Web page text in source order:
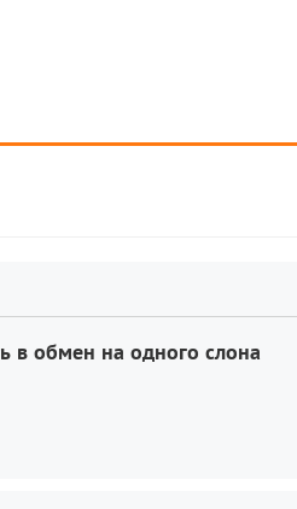
в обмен на одного слона